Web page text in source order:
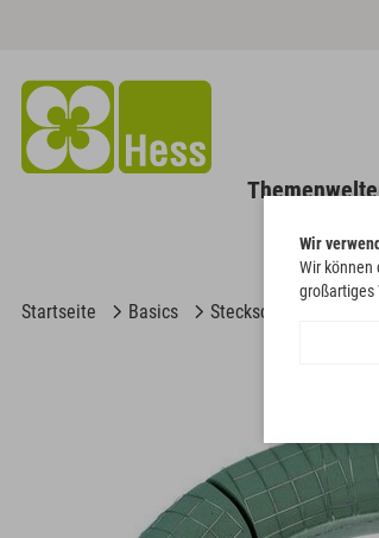
Startseite Basics Steckschaum
Wir
Wir können
großartiges